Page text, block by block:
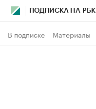
ПОДПИСКА НА РБК
В подписке Материалы